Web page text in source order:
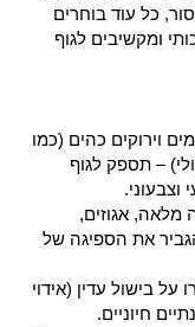
כל עוד בוחרים
ומקשיבים לגוף
וירוקים כהים (כמו
– תספק לגוף
מלאה, אגוזים,
את הספיגה של
על בישול עדין (אידוי
חיוניים.